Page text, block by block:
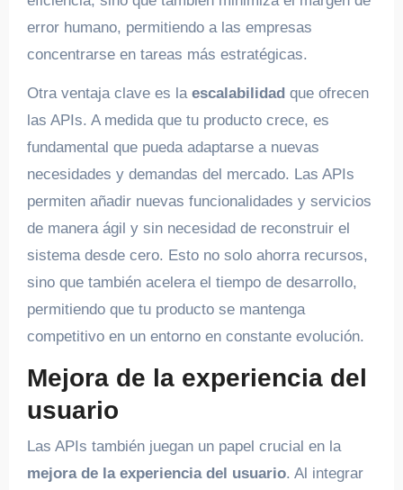
error humano, permitiendo a las empresas
concentrarse en tareas más estratégicas.
Otra ventaja clave es la escalabilidadque ofrecen
las APIs. A medida que tu producto crece, es
fundamental que pueda adaptarse a nuevas
necesidades y demandas del mercado. Las APIs
permiten añadir nuevas funcionalidades y servicios
de manera ágil y sin necesidad de reconstruir el
sistema desde cero. Esto no solo ahorra recursos,
sino que también acelera el tiempo de desarrollo,
permitiendo que tu producto se mantenga
competitivo en un entorno en constante evolución.
Mejora de la experiencia del
usuario
Las APIs también juegan un papel crucial en la
mejora de la experiencia del usuario. Al integrar